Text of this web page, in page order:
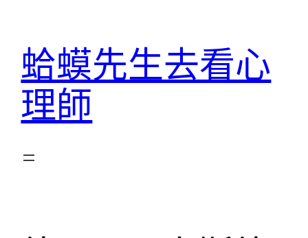
蛤蟆先生去看心
理師